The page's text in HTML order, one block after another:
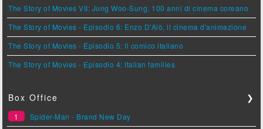
The Story of Movies VII: Jung Woo-Sung, 100 anni di cinema coreano
The Story of Movies - Episodio 6: Enzo D'Alò, il cinema d'animazione
The Story of Movies - Episodio 5: Il comico italiano
The Story of Movies - Episodio 4: Italian families
Box Office ❯
1
Spider-Man - Brand New Day